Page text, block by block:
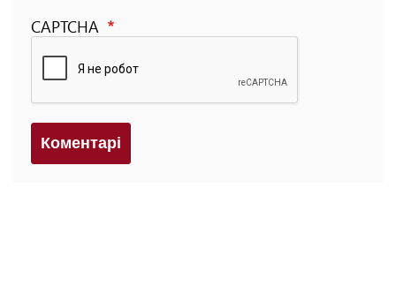
CAPTCHA
Коментарi